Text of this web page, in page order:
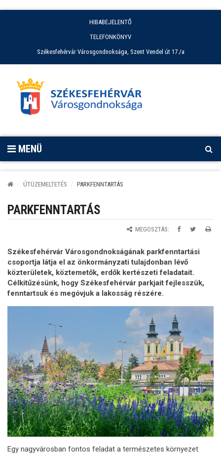
HIBABEJELENTŐ
TELEFONKÖNYV
Székesfehérvár Városgondnoksága, Szent Vendel út 17./a
MENÜ
ÚTÜZEMELTETÉS PARKFENNTARTÁS
PARKFENNTARTÁS
MEGOSZTÁS:
Székesfehérvár Városgondnokságának parkfenntartási
csoportja látja el az önkormányzati tulajdonban lévő
közterületek, köztemetők, erdők kertészeti feladatait.
Célkitűzésünk, hogy Székesfehérvár parkjait fejlesszük,
fenntartsuk és megóvjuk a lakosság részére.
Egy nagyvárosban fontos feladat a természetes környezet